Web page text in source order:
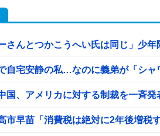
さんとつかこうへい氏は同じ」少
自宅安静の私…なのに義弟が「シ
国、アメリカに対する制裁を一斉発
市早苗「消費税は絶対に2年後増税